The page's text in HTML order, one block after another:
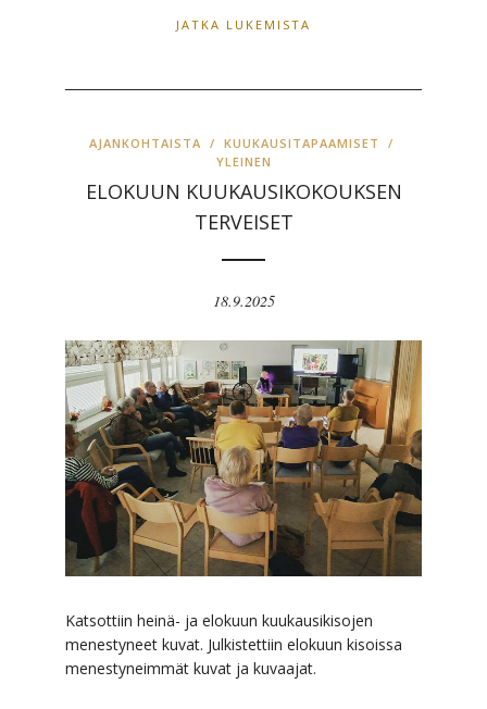
JATKA LUKEMISTA
AJANKOHTAISTA / KUUKAUSITAPAAMISET
/
YLEINEN
ELOKUUN KUUKAUSIKOKOUKSEN
TERVEISET
18.9.2025
Katsottiin heinä- ja elokuun kuukausikisojen
menestyneet kuvat. Julkistettiin elokuun kisoissa
menestyneimmät kuvat ja kuvaajat.